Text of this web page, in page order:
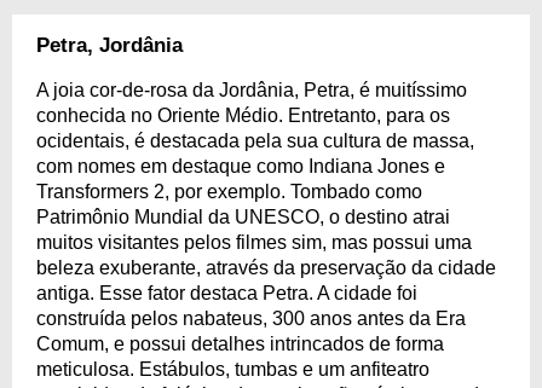
Petra, Jordânia
A joia cor-de-rosa da Jordânia, Petra, é muitíssimo
conhecida no Oriente Médio. Entretanto, para os
ocidentais, é destacada pela sua cultura de massa,
com nomes em destaque como Indiana Jones e
Transformers 2, por exemplo. Tombado como
Patrimônio Mundial da UNESCO, o destino atrai
muitos visitantes pelos filmes sim, mas possui uma
beleza exuberante, através da preservação da cidade
antiga. Esse fator destaca Petra. A cidade foi
construída pelos nabateus, 300 anos antes da Era
Comum, e possui detalhes intrincados de forma
meticulosa. Estábulos, tumbas e um anfiteatro